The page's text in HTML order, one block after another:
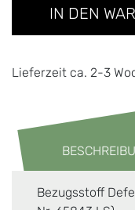
IN DEN
Lieferzeit ca. 2-3
Bezugsstoff